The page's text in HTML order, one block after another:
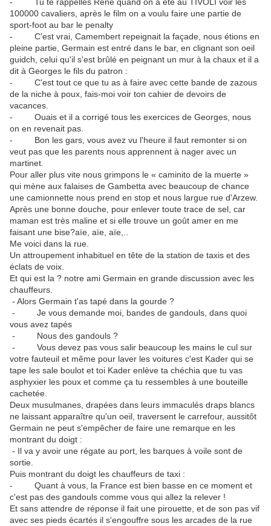
100000 cavaliers, après le film on a voulu faire une partie de
sport-foot au bar le penalty
- C'est vrai, Camembert repeignait la façade, nous étions en
pleine partie, Germain est entré dans le bar, en clignant son oeil
guidch, celui qu'il s'est brûlé en peignant un mur à la chaux et il a
dit à Georges le fils du patron :
- C'est tout ce que tu as à faire avec cette bande de zazous
de la niche à poux, fais-moi voir ton cahier de devoirs de
vacances.
- Ouais et il a corrigé tous les exercices de Georges, nous
on en revenait pas.
- Bon les gars, vous avez vu l'heure il faut remonter si on
veut pas que les parents nous apprennent à nager avec un
martinet.
Pour aller plus vite nous grimpons le « caminito de la muerte »
qui mène aux falaises de Gambetta avec beaucoup de chance
une camionnette nous prend en stop et nous largue rue d'Arzew.
Après une bonne douche, pour enlever toute trace de sel, car
maman est très maline et si elle trouve un goût amer en me
faisant une bise?aïe, aïe, aïe,..
Me voici dans la rue.
Un attroupement inhabituel en tête de la station de taxis et des
éclats de voix.
Et qui est la ? notre ami Germain en grande discussion avec les
chauffeurs.
- Alors Germain t'as tapé dans la gourde ?
- Je vous demande moi, bandes de gandouls, dans quoi
vous avez tapés
- Nous des gandouls ?
- Vous devez pas vous salir beaucoup les mains le cul sur
votre fauteuil et même pour laver les voitures c'est Kader qui se
tape les sale boulot et toi Kader enlève ta chéchia que tu vas
asphyxier les poux et comme ça tu ressembles à une bouteille
cachetée.
Deux musulmanes, drapées dans leurs immaculés draps blancs
ne laissant apparaître qu'un oeil, traversent le carrefour, aussitôt
Germain ne peut s'empêcher de faire une remarque en les
montrant du doigt :
- Il va y avoir une régate au port, les barques à voile sont de
sortie.
Puis montrant du doigt les chauffeurs de taxi :
- Quant à vous, la France est bien basse en ce moment et
c'est pas des gandouls comme vous qui allez la relever !
Et sans attendre de réponse il fait une pirouette, et de son pas vif
avec ses pieds écartés il s'engouffre sous les arcades de la rue